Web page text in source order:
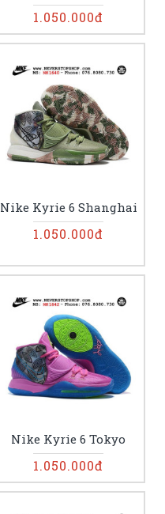
1.050.000đ
Nike Kyrie 6 Shanghai
1.050.000đ
Nike Kyrie 6 Tokyo
1.050.000đ